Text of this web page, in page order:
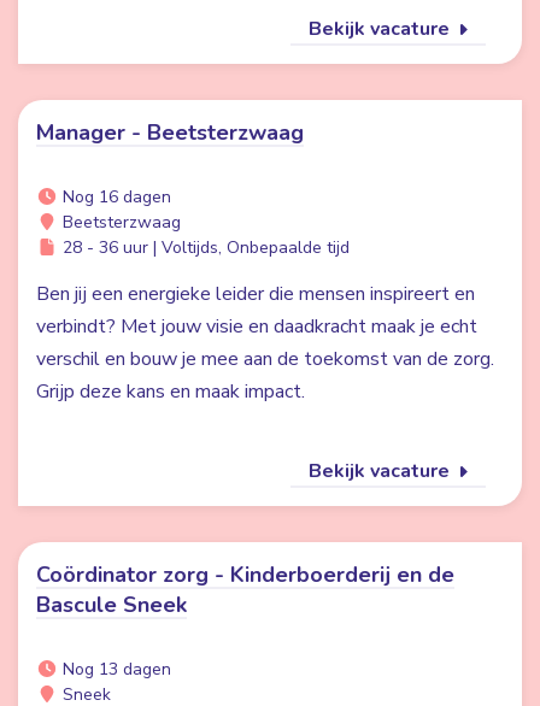
Bekijk vacature
Manager - Beetsterzwaag
Nog 16 dagen
Beetsterzwaag
28 - 36 uur | Voltijds, Onbepaalde tijd
Ben jij een energieke leider die mensen inspireert en
verbindt? Met jouw visie en daadkracht maak je echt
verschil en bouw je mee aan de toekomst van de zorg.
Grijp deze kans en maak impact.
Bekijk vacature
Coördinator zorg - Kinderboerderij en de
Bascule Sneek
Nog 13 dagen
Sneek